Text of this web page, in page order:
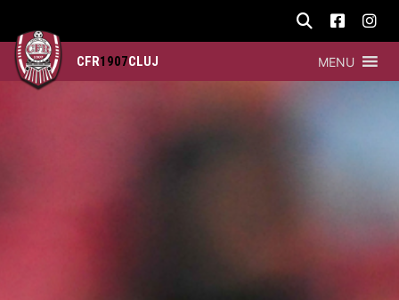
CFR1907CLUJ MENU